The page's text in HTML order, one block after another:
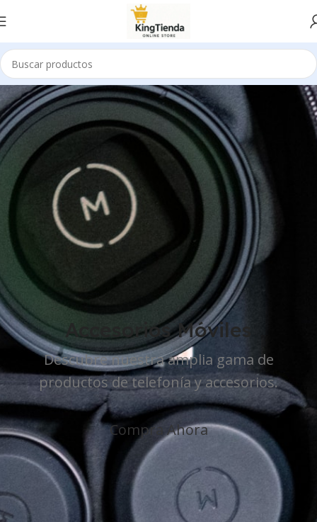
Accesorios Móviles
Descubre nuestra amplia gama de
productos de telefonía y accesorios.
Compra Ahora